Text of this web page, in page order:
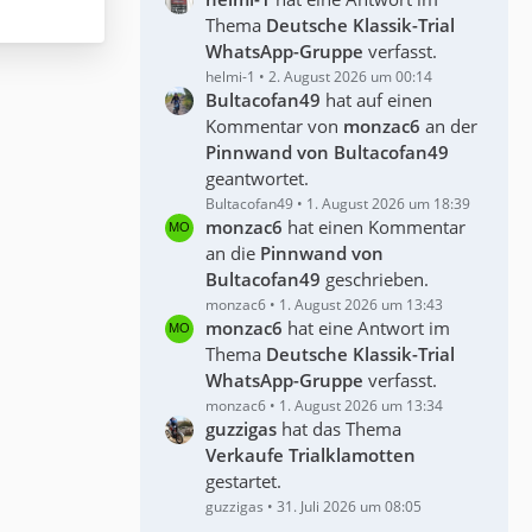
Thema Deutsche Klassik-Trial
WhatsApp-Gruppe verfasst.
helmi-1 2. August 2026 um 00:14
Bultacofan49 hat auf einen
Kommentar von monzac6 an der
Pinnwand von Bultacofan49
geantwortet.
Bultacofan49 1. August 2026 um 18:39
monzac6 hat einen Kommentar
an die Pinnwand von
Bultacofan49 geschrieben.
monzac6 1. August 2026 um 13:43
monzac6 hat eine Antwort im
Thema Deutsche Klassik-Trial
WhatsApp-Gruppe verfasst.
monzac6 1. August 2026 um 13:34
guzzigas hat das Thema
Verkaufe Trialklamotten
gestartet.
guzzigas 31. Juli 2026 um 08:05